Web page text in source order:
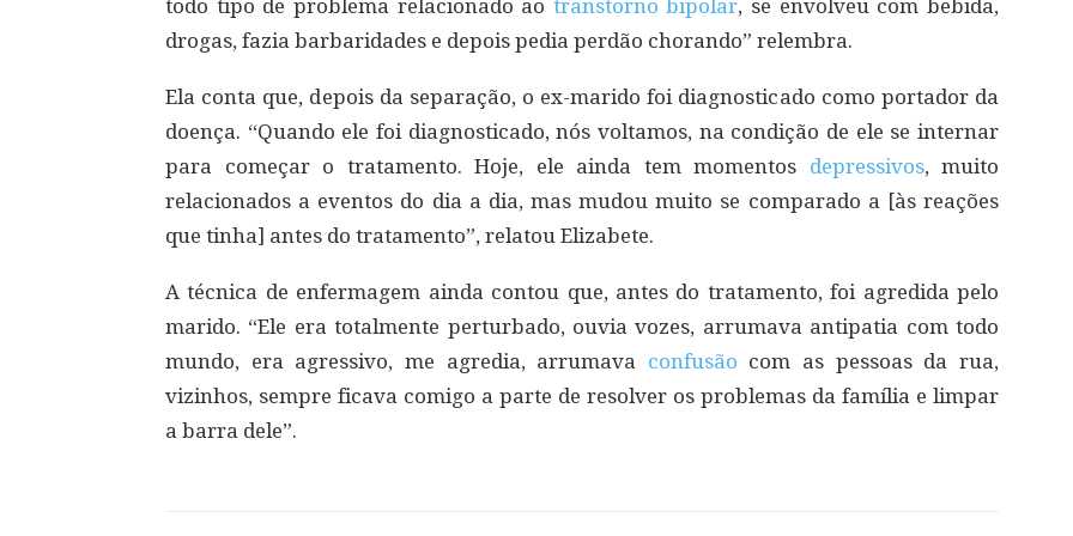
todo tipo de problema relacionado ao transtorno bipolar, se envolveu com bebida,
drogas, fazia barbaridades e depois pedia perdão chorando” relembra.
Ela conta que, depois da separação, o ex-marido foi diagnosticado como portador da
doença. “Quando ele foi diagnosticado, nós voltamos, na condição de ele se internar
para começar o tratamento. Hoje, ele ainda tem momentos depressivos, muito
relacionados a eventos do dia a dia, mas mudou muito se comparado a [às reações
que tinha] antes do tratamento”, relatou Elizabete.
A técnica de enfermagem ainda contou que, antes do tratamento, foi agredida pelo
marido. “Ele era totalmente perturbado, ouvia vozes, arrumava antipatia com todo
mundo, era agressivo, me agredia, arrumava confusão com as pessoas da rua,
vizinhos, sempre ficava comigo a parte de resolver os problemas da família e limpar
a barra dele”.